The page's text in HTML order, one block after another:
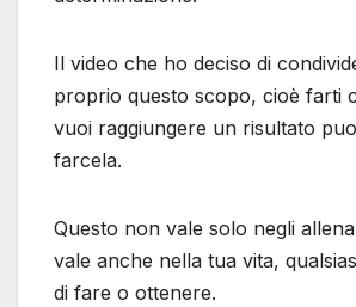
Il video che ho deciso di
proprio questo scopo, cioè farti
vuoi raggiungere un risultato
farcela.
Questo non vale solo negli
vale anche nella tua vita,
di fare o ottenere.